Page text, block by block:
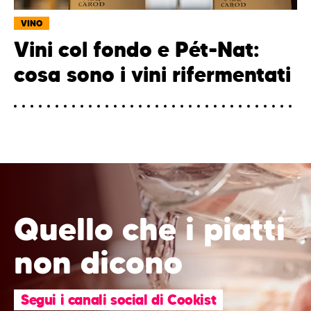
VINO
Vini col fondo e Pét-Nat:
cosa sono i vini rifermentati
Quello che i piatti
non dicono
Segui i canali social di Cookist